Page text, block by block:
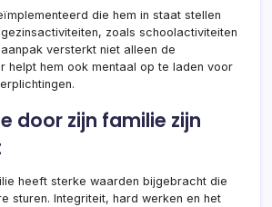
die hem in staat stellen
zoals schoolactiviteiten
versterkt niet alleen de
helpt hem ook mentaal op te laden voor
door zijn familie zijn
heeft sterke waarden bijgebracht die
sturen. Integriteit, hard werken en het